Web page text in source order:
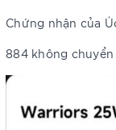
Chứng nhận của
884 không